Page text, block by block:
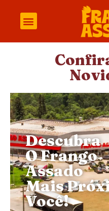
Descubra
O Frango
Assado
Mais
Você!